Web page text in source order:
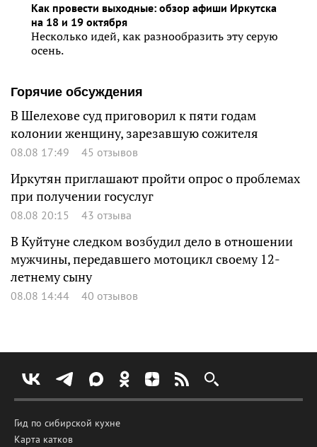
Как провести выходные: обзор афиши Иркутска
на 18 и 19 октября
Несколько идей, как разнообразить эту серую
осень.
Горячие обсуждения
В Шелехове суд приговорил к пяти годам
колонии женщину, зарезавшую сожителя
08.08 17:49 45 отзывов
Иркутян приглашают пройти опрос о проблемах
при получении госуслуг
08.08 20:15 43 отзыва
В Куйтуне следком возбудил дело в отношении
мужчины, передавшего мотоцикл своему 12-
летнему сыну
08.08 14:44 40 отзывов
Гид по сибирской кухне
Карта катков